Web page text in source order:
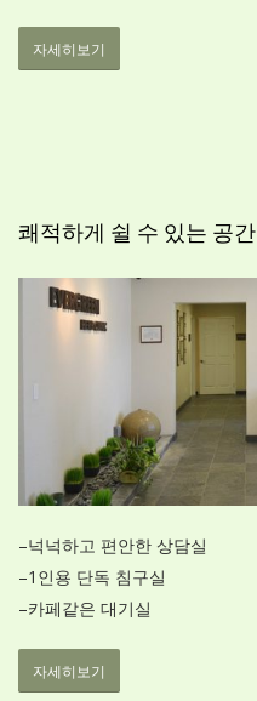
자세히보기
쾌적하게 쉴 수 있는 공간
–넉넉하고 편안한 상담실
–1인용 단독 침구실
–카페같은 대기실
자세히보기